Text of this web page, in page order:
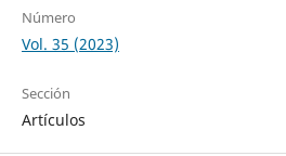
Número
Vol. 35 (2023)
Sección
Artículos